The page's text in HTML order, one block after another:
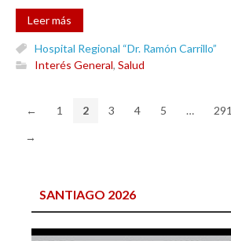
Leer más
Hospital Regional “Dr. Ramón Carrillo”
Interés General, Salud
← 1 2 3 4 5 … 291
→
SANTIAGO 2026